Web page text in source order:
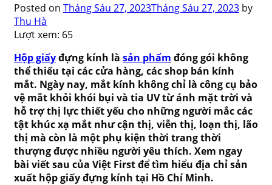
Posted on Tháng Sáu 27, 2023Tháng Sáu 27, 2023 by
Thu Hà
Lượt xem: 65
Hộp giấyđựng kính là sản phẩm đóng gói không
thể thiếu tại các cửa hàng, các shop bán kính
mắt. Ngày nay, mắt kính không chỉ là công cụ bảo
vệ mắt khỏi khói bụi và tia UV từ ánh mặt trời và
hỗ trợ thị lực thiết yếu cho những người mắc các
tật khúc xạ mắt như cận thị, viễn thị, loạn thị, lão
thị mà còn là một phụ kiện thời trang thời
thượng được nhiều người yêu thích. Xem ngay
bài viết sau của Việt First để tìm hiểu địa chỉ sản
xuất hộp giấy đựng kính tại Hồ Chí Minh.